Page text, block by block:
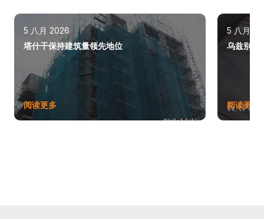
5 八月 2026
塔什干保持建筑量领先地位
阅读更多
5 八月
乌兹别克
阅读更多